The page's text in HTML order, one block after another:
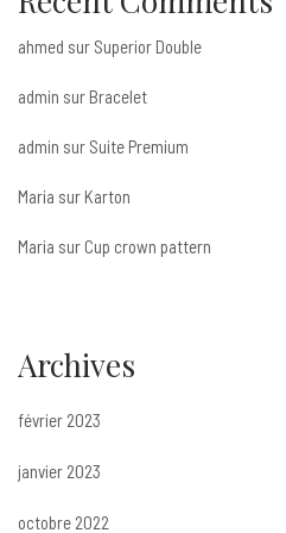
ahmed sur Superior Double
admin sur Bracelet
admin sur Suite Premium
Maria sur Karton
Maria sur Cup crown pattern
Archives
février 2023
janvier 2023
octobre 2022